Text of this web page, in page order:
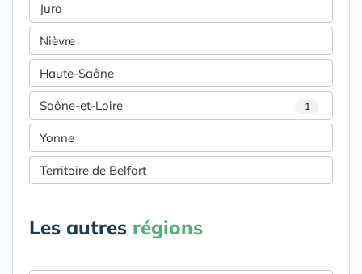
Jura
Nièvre
Haute-Saône
Saône-et-Loire 1
Yonne
Territoire de Belfort
Les autres régions